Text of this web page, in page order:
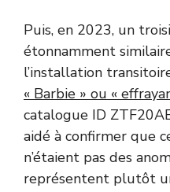
Puis, en 2023, un
étonnamment
l’installation
« Barbie » ou «
catalogue ID
aidé à confirmer que
n’étaient pas des
représentent plutôt